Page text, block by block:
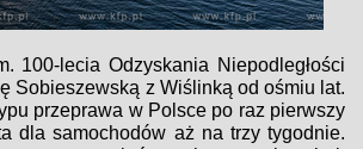
100-lecia Odzyskania Niepodległości
Sobieszewską z Wiślinką od ośmiu lat.
przeprawa w Polsce po raz pierwszy
dla samochodów aż na trzy tygodnie.